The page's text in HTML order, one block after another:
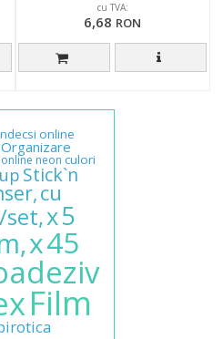
cu TVA:
6,68 RON
online
Organizare
online neon culori
Stick`n
cu
x5
x45
Film